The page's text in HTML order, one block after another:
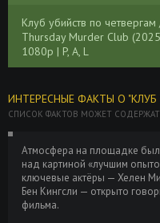
Клуб убийств по
Thursday Murder Club
1080p | P, A, L
Thursday Murder Club
DL-HEVC 2160p | 4K | SDR |
Клуб убийств по
Thursday Murder Club
от ELEKTRI4KA | P
Клуб убийств по четвергам
ИНТЕРЕСНЫЕ ФАКТЫ О "КЛУБ
СПИСОК ФАКТОВ МОЖЕТ
Атмосфера на площадке
над картиной «лучшим
ключевые актёры — Хелен
Бен Кингсли — открыто
фильма.